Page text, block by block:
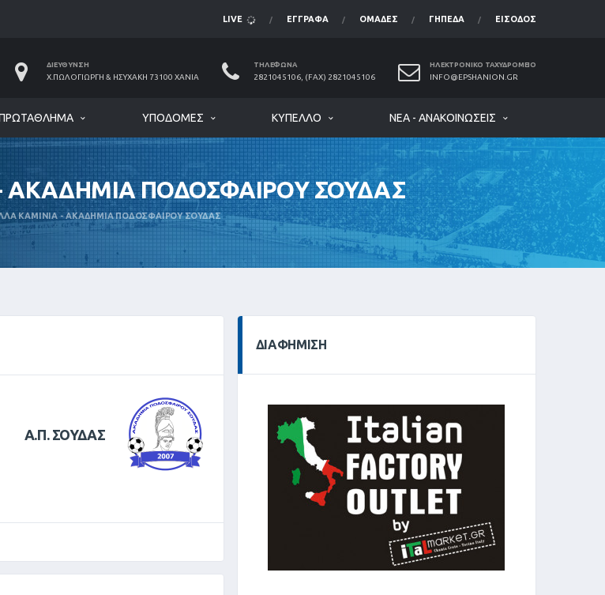
LIVE ΈΓΓΡΑΦΑ ΟΜΆΔΕΣ ΓΉΠΕΔΑ ΕΊΣΟΔΟΣ
ΔΙΕΎΘΥΝΣΗ
Χ.ΠΩΛΟΓΙΏΡΓΗ & ΗΣΥΧΆΚΗ 73100 ΧΑΝΙΆ
ΤΗΛΈΦΩΝΑ
2821045106, (FAX) 2821045106
ΗΛΕΚΤΡΟΝΙΚΌ ΤΑΧΥΔΡΟΜΕΊΟ
INFO@EPSHANION.GR
ΥΠΟΔΟΜΈΣ ΚΎΠΕΛΛΟ ΝΈΑ - ΑΝΑΚΟΙΝΏΣΕΙΣ
ΑΚΑΔΗΜΙΑ ΠΟΔΟΣΦΑΙΡΟΥ ΣΟΥΔΑΣ
ΚΑΜΙΝΙΑ - ΑΚΑΔΗΜΙΑ ΠΟΔΟΣΦΑΙΡΟΥ ΣΟΥΔΑΣ
Α.Π. ΣΟΥΔΑΣ
ΔΙΑΦΉΜΙΣΗ